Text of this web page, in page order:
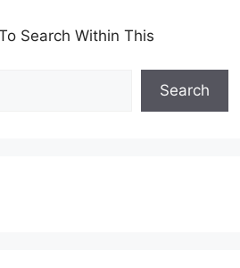
Search Within This
Search